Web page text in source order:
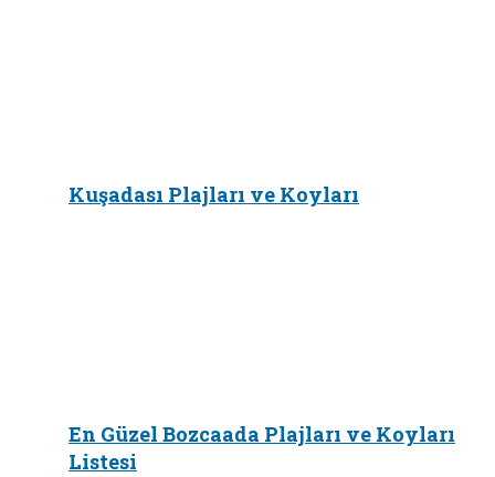
Kuşadası Plajları ve Koyları
En Güzel Bozcaada Plajları ve Koyları
Listesi